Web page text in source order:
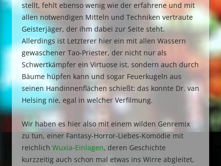
stellt, fehlt ebenso wenig wie der erfahrene und mit
allen notwendigen Mitteln und Techniken vertraute
Geisterjäger, der ihm dabei zur Seite steht.
Allerdings ist Letzterer hier ein mit allen Wassern
gewaschener Tao-Priester, der nicht nur als
Schwertkämpfer ein Virtuose ist, sondern auch durch
Bäume hüpfen kann und sogar Feuerkugeln aus
seinen Handinnenflächen schießt: das konnte Dr. van
Helsing nie, egal in welcher Verfilmung.
Wir haben es hier also mit einem wilden Genremix
zu tun, einer Fantasy-Horror-Liebes-Komödie mit
reichlich Wuxia-Einlagen, deren Geschichte
kurzzeitig auch schon mal etwas ins Wirre abgleitet,